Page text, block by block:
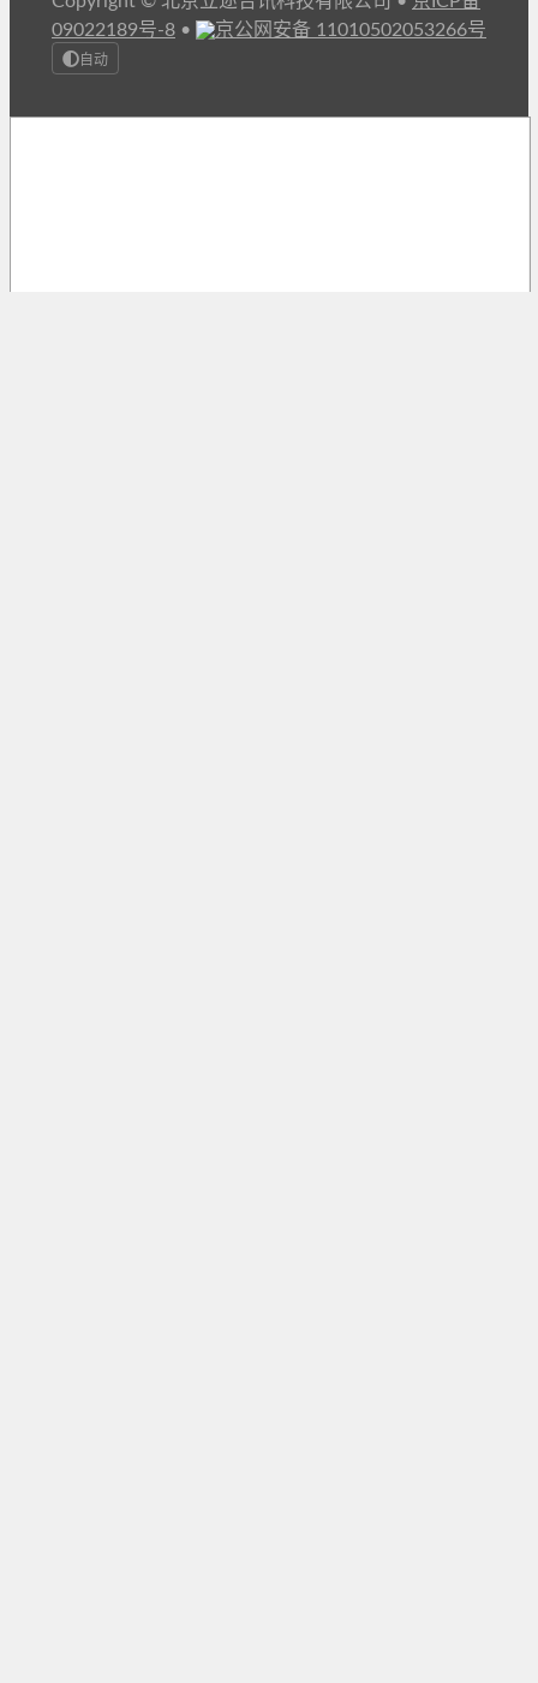
09022189号-8 • 京公网安备 11010502053266号
自动